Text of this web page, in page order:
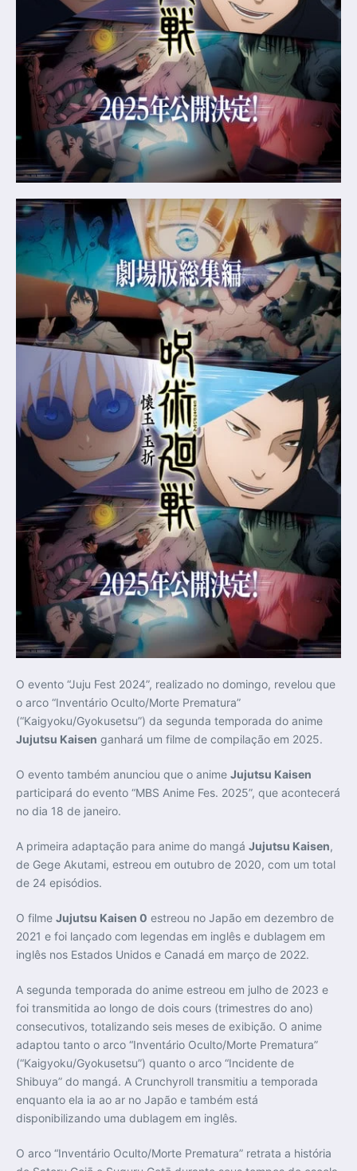
O evento “Juju Fest 2024”, realizado no domingo, revelou que
o arco “Inventário Oculto/Morte Prematura”
(“Kaigyoku/Gyokusetsu”) da segunda temporada do anime
Jujutsu Kaisen ganhará um filme de compilação em 2025.
O evento também anunciou que o anime Jujutsu Kaisen
participará do evento “MBS Anime Fes. 2025”, que acontecerá
no dia 18 de janeiro.
A primeira adaptação para anime do mangá Jujutsu Kaisen,
de Gege Akutami, estreou em outubro de 2020, com um total
de 24 episódios.
O filme Jujutsu Kaisen 0 estreou no Japão em dezembro de
2021 e foi lançado com legendas em inglês e dublagem em
inglês nos Estados Unidos e Canadá em março de 2022.
A segunda temporada do anime estreou em julho de 2023 e
foi transmitida ao longo de dois cours (trimestres do ano)
consecutivos, totalizando seis meses de exibição. O anime
adaptou tanto o arco “Inventário Oculto/Morte Prematura”
(“Kaigyoku/Gyokusetsu”) quanto o arco “Incidente de
Shibuya” do mangá. A Crunchyroll transmitiu a temporada
enquanto ela ia ao ar no Japão e também está
disponibilizando uma dublagem em inglês.
O arco “Inventário Oculto/Morte Prematura” retrata a história